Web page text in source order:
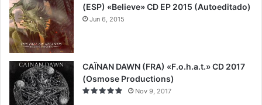
(ESP) «Believe» CD EP 2015 (Autoeditado)
Jun 6, 2015
CAÏNAN DAWN (FRA) «F.o.h.a.t.» CD 2017
(Osmose Productions)
Nov 9, 2017